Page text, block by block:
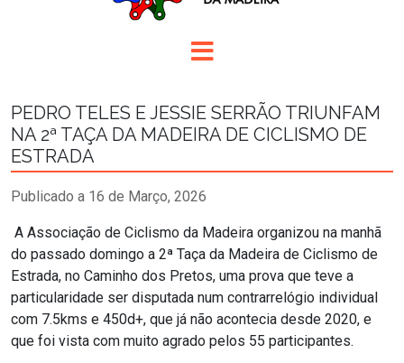
PEDRO TELES E JESSIE SERRÃO TRIUNFAM
NA 2ª TAÇA DA MADEIRA DE CICLISMO DE
ESTRADA
Publicado a 16 de Março, 2026
A Associação de Ciclismo da Madeira organizou na manhã
do passado domingo a 2ª Taça da Madeira de Ciclismo de
Estrada, no Caminho dos Pretos, uma prova que teve a
particularidade ser disputada num contrarrelógio individual
com 7.5kms e 450d+, que já não acontecia desde 2020, e
que foi vista com muito agrado pelos 55 participantes.